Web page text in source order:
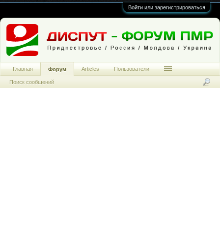
Войти или зарегистрироваться
Главная Форум
Поиск сообщений
Articles Пользователи